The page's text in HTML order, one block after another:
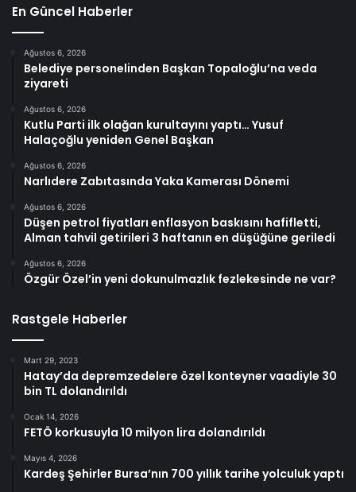
En Güncel Haberler
Ağustos 6, 2026
Belediye personelinden Başkan Topaloğlu’na veda
ziyareti
Ağustos 6, 2026
Kutlu Parti ilk olağan kurultayını yaptı… Yusuf
Halaçoğlu yeniden Genel Başkan
Ağustos 6, 2026
Narlıdere Zabıtasında Yaka Kamerası Dönemi
Ağustos 6, 2026
Düşen petrol fiyatları enflasyon baskısını hafifletti,
Alman tahvil getirileri 3 haftanın en düşüğüne geriledi
Ağustos 6, 2026
Özgür Özel’in yeni dokunulmazlık fezlekesinde ne var?
Rastgele Haberler
Mart 29, 2023
Hatay’da depremzedelere özel konteyner vaadiyle 30
bin TL dolandırıldı
Ocak 14, 2026
FETÖ korkusuyla 10 milyon lira dolandırıldı
Mayıs 4, 2026
Kardeş Şehirler Bursa’nın 700 yıllık tarihe yolculuk yaptı